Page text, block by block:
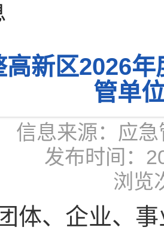
高新区2026
管单
信息来源：应
发布时间：
浏览
体、企业、